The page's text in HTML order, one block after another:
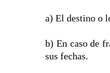
a) El destino o
b) En caso de
sus fechas.